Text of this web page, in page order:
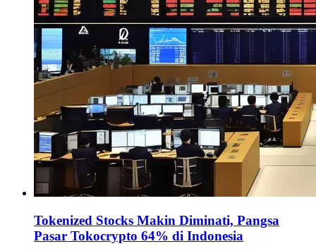
Tokenized Stocks Makin Diminati, Pangsa
Pasar Tokocrypto 64% di Indonesia